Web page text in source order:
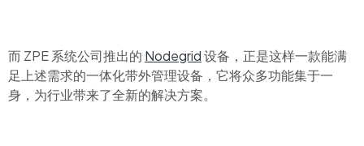
而 ZPE 系统公司推出的 Nodegrid设备，正是这样一款能满
足上述需求的一体化带外管理设备，它将众多功能集于一
身，为行业带来了全新的解决方案。